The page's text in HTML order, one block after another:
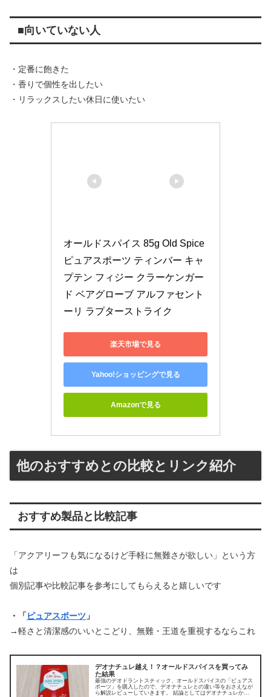
■向いていない人
・定番に飽きた
・香りで個性を出したい
・リラックスしたい休日に使いたい
オールドスパイス 85g Old Spice
ピュアスポーツ ティンバー キャ
プテン フィジー クラーケンガー
ド ベアグローブ アルファセント
ーリ ラプターストライク
楽天市場で見る
Yahoo!ショッピングで見る
Amazonで見る
他のおすすめとの比較とリンク紹介
おすすめ製品と比較記事
「アクアリーフも気になるけど手軽に無難さが欲しい」という方
は
個別記事や比較記事を参考にしてもらえると嬉しいです
・「ピュアスポーツ 」
→軽さと清潔感のいいとこどり、無難・王道を重視するならこれ
デオナチュレ越え！？オールドスパイスを買ってみ
た結果
最強のデオドラントスティック、オールドスパイスの「ピュアス
ポーツ」を購入したので、デオナチュレとの違い等をおさえなが
ら解説レビューしていきます。 結論としてはデオナチュレから